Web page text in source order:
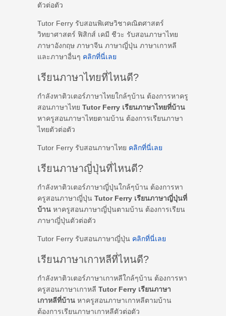
ตัวต่อตัว
Tutor Ferry รับสอนพิเศษวิชาคณิตศาสตร์
วิทยาศาสตร์ ฟิสิกส์ เคมี ชีวะ รับสอนภาษาไทย
ภาษาอังกฤษ ภาษาจีน ภาษาญี่ปุ่น ภาษาเกาหลี
และภาษาอื่นๆ คลิกที่นี่เลย
เรียนภาษาไทยที่ไหนดี?
กำลังหาติวเตอร์ภาษาไทยใกล้ๆบ้าน ต้องการหาครู
สอนภาษาไทย Tutor Ferry เรียนภาษาไทยที่บ้าน
หาครูสอนภาษาไทยตามบ้าน ต้องการเรียนภาษา
ไทยตัวต่อตัว
Tutor Ferry รับสอนภาษาไทย คลิกที่นี่เลย
เรียนภาษาญี่ปุ่นที่ไหนดี?
กำลังหาติวเตอร์ภาษาญี่ปุ่นใกล้ๆบ้าน ต้องการหา
ครูสอนภาษาญี่ปุ่น Tutor Ferry เรียนภาษาญี่ปุ่นที่
บ้าน หาครูสอนภาษาญี่ปุ่นตามบ้าน ต้องการเรียน
ภาษาญี่ปุ่นตัวต่อตัว
Tutor Ferry รับสอนภาษาญี่ปุ่น คลิกที่นี่เลย
เรียนภาษาเกาหลีที่ไหนดี?
กำลังหาติวเตอร์ภาษาเกาหลีใกล้ๆบ้าน ต้องการหา
ครูสอนภาษาเกาหลี Tutor Ferry เรียนภาษา
เกาหลีที่บ้าน หาครูสอนภาษาเกาหลีตามบ้าน
ต้องการเรียนภาษาเกาหลีตัวต่อตัว